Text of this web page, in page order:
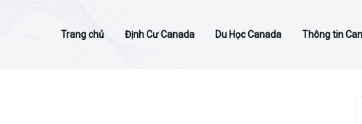
Trang chủ Định Cư Canada Du Học Canada Thông tin